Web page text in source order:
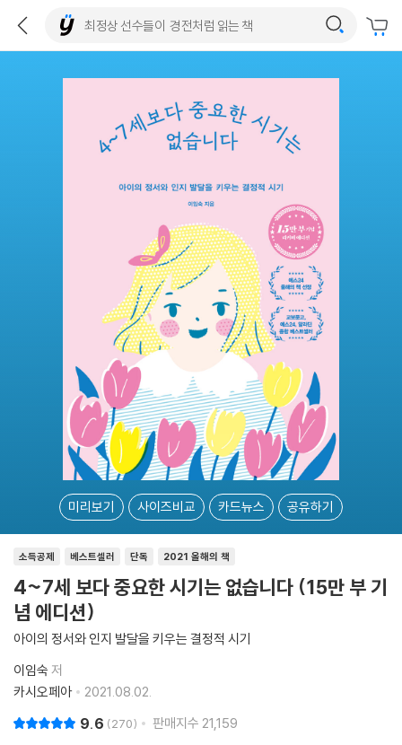
미리보기 사이즈비교 카드뉴스 공유하기
소득공제 베스트셀러 단독 2021 올해의 책
4~7세 보다 중요한 시기는 없습니다 (15만 부 기
념 에디션)
아이의 정서와 인지 발달을 키우는 결정적 시기
이임숙 저
카시오페아
2021.08.02.
9.6 270 판매지수 21,159